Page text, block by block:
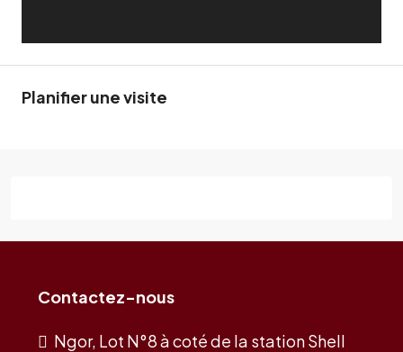
Planifier une visite
Contactez-nous
Ngor, Lot N°8 à coté de la station Shell